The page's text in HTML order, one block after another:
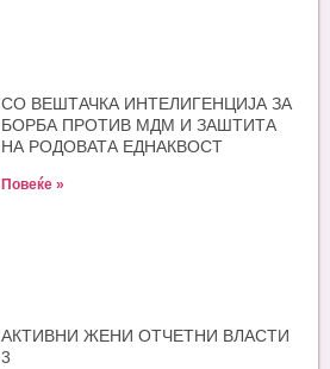
СО ВЕШТАЧКА ИНТЕЛИГЕНЦИЈА ЗА
БОРБА ПРОТИВ МДМ И ЗАШТИТА
НА РОДОВАТА ЕДНАКВОСТ
Повеќе »
АКТИВНИ ЖЕНИ ОТЧЕТНИ ВЛАСТИ
3